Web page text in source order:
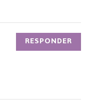
RESPONDER